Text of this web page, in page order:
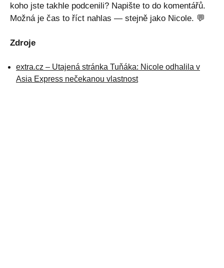
koho jste takhle podcenili? Napište to do komentářů.
Možná je čas to říct nahlas — stejně jako Nicole. 💬
Zdroje
extra.cz – Utajená stránka Tuňáka: Nicole odhalila v
Asia Express nečekanou vlastnost